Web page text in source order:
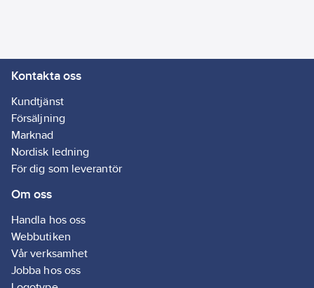
behöva öppna locket
och släppa ut värmen
varje gång du vill ta en
titt.Gasolregulatorset
och gasolflaska ingår
ej.
- Producerad för
nordiska förhållanden
- 10 års garantiprogram
Artikelnr: 9803420
Lev. artikelnr: 440526
Ean
Kontakta oss
Kundtjänst
Försäljning
Marknad
Nordisk ledning
För dig som leverantör
Om oss
Handla hos oss
Webbutiken
Vår verksamhet
Jobba hos oss